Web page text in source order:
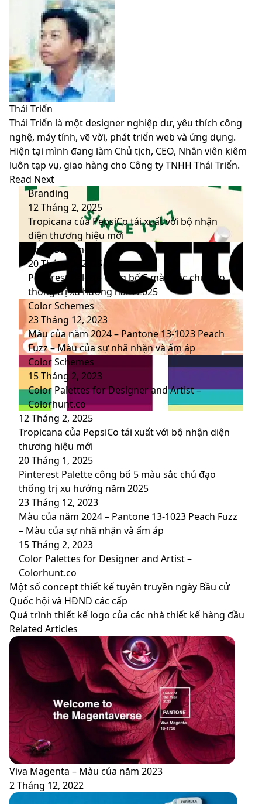
Facebook
LinkedIn
Pinterest
Messenger
Messenger
WhatsApp
Telegram
Facebook
LinkedIn
Pinterest
Messenger
Messenger
WhatsApp
Telegram
Thái Triển
Thái Triển là một designer nghiệp dư, yêu thích công
nghệ, máy tính, vẽ vời, phát triển web và ứng dụng.
Hiện tại mình đang làm Chủ tịch, CEO, Nhân viên kiêm
luôn tạp vụ, giao hàng cho Công ty TNHH Thái Triển.
Website
Facebook
LinkedIn
YouTube
Read Next
Branding
12 Tháng 2, 2025
Tropicana của PepsiCo tái xuất với bộ nhận
diện thương hiệu mới
Color Schemes
20 Tháng 1, 2025
Pinterest Palette công bố 5 màu sắc chủ đạo
thống trị xu hướng năm 2025
Color Schemes
23 Tháng 12, 2023
Màu của năm 2024 – Pantone 13-1023 Peach
Fuzz – Màu của sự nhã nhặn và ấm áp
Color Schemes
15 Tháng 2, 2023
Color Palettes for Designer and Artist –
Colorhunt.co
12 Tháng 2, 2025
Tropicana của PepsiCo tái xuất với bộ nhận diện
thương hiệu mới
20 Tháng 1, 2025
Pinterest Palette công bố 5 màu sắc chủ đạo
thống trị xu hướng năm 2025
23 Tháng 12, 2023
Màu của năm 2024 – Pantone 13-1023 Peach Fuzz
– Màu của sự nhã nhặn và ấm áp
15 Tháng 2, 2023
Color Palettes for Designer and Artist –
Colorhunt.co
Một
số
concept
thiết
kế
tuyên
truyền
ngày
Bầu
cử
Quốc
hội
và
HĐND
các
cấp
Một số concept thiết kế tuyên truyền ngày Bầu cử
Quốc hội và HĐND các cấp
Quá
trình
thiết
logo
của
các
nhà
thiết
kế
hàng
đầu
Quá trình thiết kế logo của các nhà thiết kế hàng đầu
Related Articles
Viva Magenta – Màu của năm 2023
2 Tháng 12, 2022